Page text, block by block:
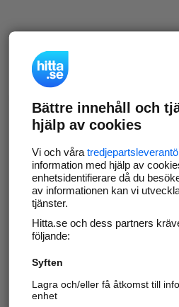
Bättre innehåll och
hjälp av cookies
Vi och våra
information med hjälp av
enhetsidentifierare då du
av informationen kan vi
tjänster.
Hitta.se och dess partners
följande:
Syften
Lagra och/eller få åtkomst till
enhet